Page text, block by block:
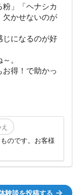
粉」「ヘナシカ
かせないのが
じになるのが好
。
得！で助かっ
のです。お客様
験談を投稿する